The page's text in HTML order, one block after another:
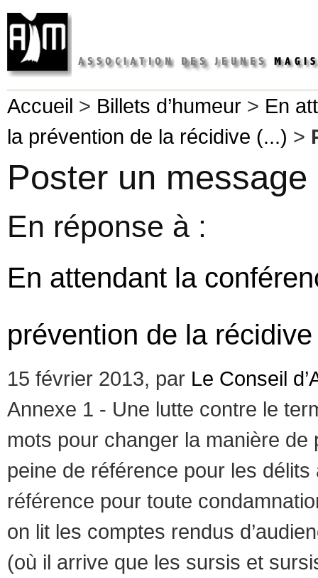
Accueil > Billets d’humeur > En
la prévention de la récidive (...) >
Poster un message
En réponse à :
En attendant la
prévention de la
15 février 2013, par Le Conseil
Annexe 1 - Une lutte contre le
mots pour changer la manière de
peine de référence pour les
référence pour toute
on lit les comptes rendus
(où il arrive que les sursis et